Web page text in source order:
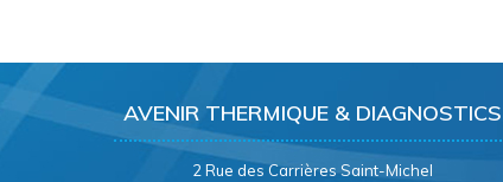
AVENIR THERMIQUE & DIAGNOSTICS
2 Rue des Carrières Saint-Michel